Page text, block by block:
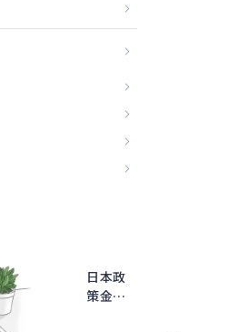
日本政
策金融